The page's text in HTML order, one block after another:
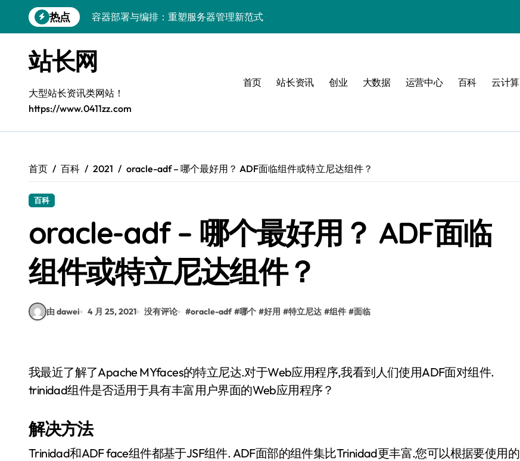
到
热点
容器部署与编排：重塑服务器管理新范式
跨界融合：互联网站长生态新引擎
VR创业新路径：模式创新与平台化双轮驱动
容器智能编排：释放服务器极致效能
模式革新驱动：平台生态创业实战指南
Android开发视角下的平台创业与运营实战
容器部署与编排优化：赋能高效运维
站长网
大型站长资讯类网站！
https://www.0411zz.com
首页 站长资讯 创业 大数据 运营中心 百科 云计算
首页 百科 2021 oracle-adf – 哪个最好用？ ADF面临组件或特立尼达组件？
百科
oracle-adf – 哪个最好用？ ADF面临
组件或特立尼达组件？
由 dawei 4 月 25, 2021 没有评论 #oracle-adf #哪个 #好用 #特立尼达 #组件 #面临
我最近了解了Apache MYfaces的特立尼达.对于Web应用程序,我看到人们使用ADF面对组件.
trinidad组件是否适用于具有丰富用户界面的Web应用程序？
解决方法
Trinidad和ADF face组件都基于JSF组件. ADF面部的组件集比Trinidad更丰富.您可以根据要使用的